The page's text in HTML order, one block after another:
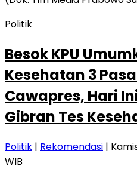
Politik
Besok KPU
Kesehatan 3
Cawapres, Hari
Gibran Tes
Politik | Rekomendasi |
WIB